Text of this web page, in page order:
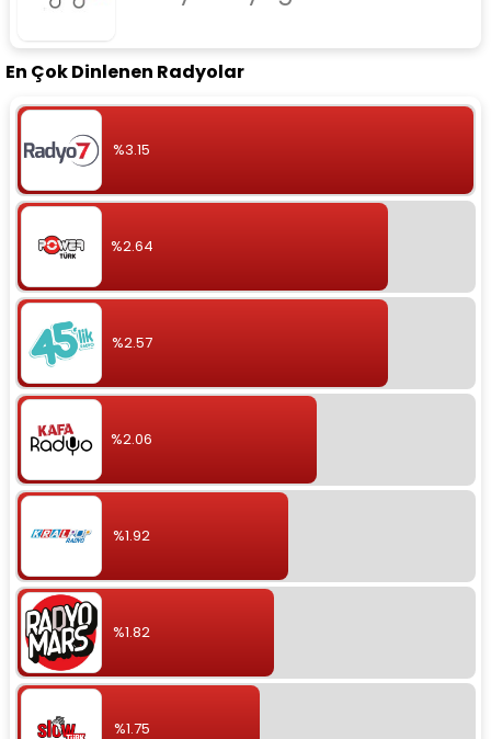
En Çok Dinlenen Radyolar
%3.15
%2.64
%2.57
%2.06
%1.92
%1.82
%1.75